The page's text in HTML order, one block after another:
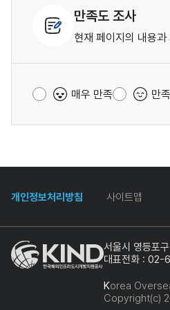
만족도 조사
현재 페이지의 내용
매우 만족 만족
개인정보처리방침 사이트맵
서울시 영등포
대표전화 :
Korea
Copyright(c)